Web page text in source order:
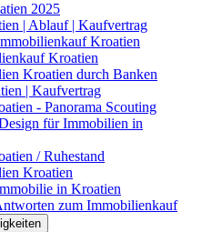
2025
| Ablauf | Kaufvertrag
Kroatien
Kroatien
Kroatien durch Banken
| Kaufvertrag
- Panorama Scouting
für Immobilien in
/ Ruhestand
Kroatien
in Kroatien
zum Immobilienkauf